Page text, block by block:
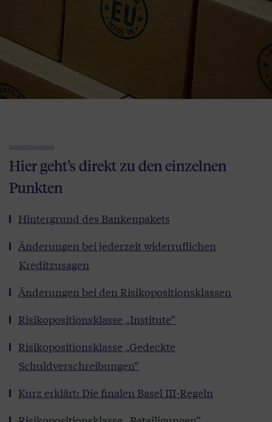
Hier geht’s direkt zu den einzelnen
Punkten
Hintergrund des Bankenpakets
Änderungen bei jederzeit widerruflichen
Kreditzusagen
Änderungen bei den Risikopositionsklassen
Risikopositionsklasse „Institute“
Risikopositionsklasse „Gedeckte
Schuldverschreibungen“
Kurz erklärt: Die finalen Basel III-Regeln